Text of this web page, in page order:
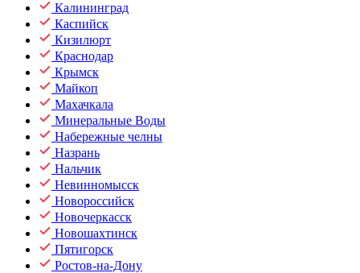
Калининград
Каспийск
Кизилюрт
Краснодар
Крымск
Майкоп
Махачкала
Минеральные Воды
Набережные челны
Назрань
Нальчик
Невинномысск
Новороссийск
Новочеркасск
Новошахтинск
Пятигорск
Ростов-на-Дону